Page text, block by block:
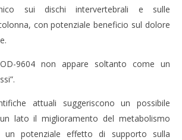
sui dischi intervertebrali e sulle
con potenziale beneficio sul dolore
9604 non appare soltanto come un
attuali suggeriscono un possibile
lato il miglioramento del metabolismo
un potenziale effetto di supporto sulla